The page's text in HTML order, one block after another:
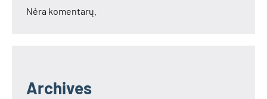
Nėra komentarų.
Archives